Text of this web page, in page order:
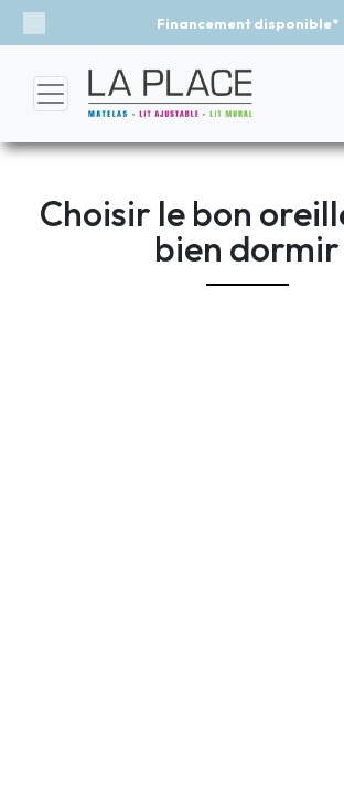
Financement disponible*
Previous
Choisir le bon
bien dormir